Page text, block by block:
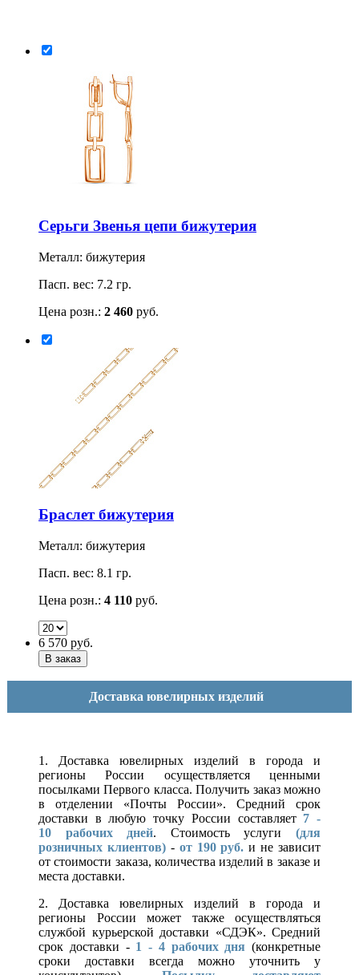
Серьги Звенья цепи бижутерия
Металл: бижутерия
Пасп. вес: 7.2 гр.
Цена розн.: 2 460 руб.
Браслет бижутерия
Металл: бижутерия
Пасп. вес: 8.1 гр.
Цена розн.: 4 110 руб.
6 570 руб.
Доставка ювелирных изделий
1. Доставка ювелирных изделий в города и
регионы России осуществляется ценными
посылками Первого класса. Получить заказ можно
в отделении «Почты России». Средний срок
доставки в любую точку России составляет 7 -
10 рабочих дней. Стоимость услуги(для
розничных клиентов)- от 190 руб. и не зависит
от стоимости заказа, количества изделий в заказе и
места доставки.
2. Доставка ювелирных изделий в города и
регионы России может также осуществляться
службой курьерской доставки «СДЭК». Средний
срок доставки - 1 - 4 рабочих дня (конкретные
сроки доставки всегда можно уточнить у